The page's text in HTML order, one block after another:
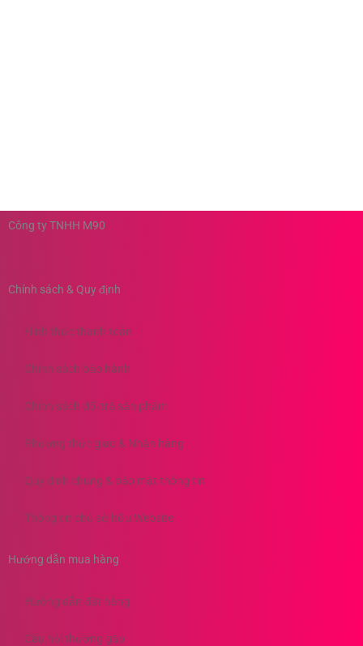
Công ty TNHH M90
Chính sách & Quy định
Hình thức thanh toán
Chính sách bảo hành
Chính sách đổi trả sản phẩm
Phương thức giao & Nhận hàng
Quy định chung & bảo mật thông tin
Thông tin chủ sở hữu Website
Hướng dẫn mua hàng
Hướng dẫn đặt hàng
Câu hỏi thường gặp